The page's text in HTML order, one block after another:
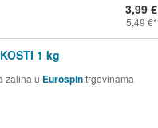
3,99 €
5,49 €
1 kg
zaliha u Eurospintrgovinama